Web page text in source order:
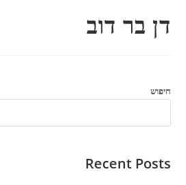
דן בר דוב
חיפוש
Recent Posts